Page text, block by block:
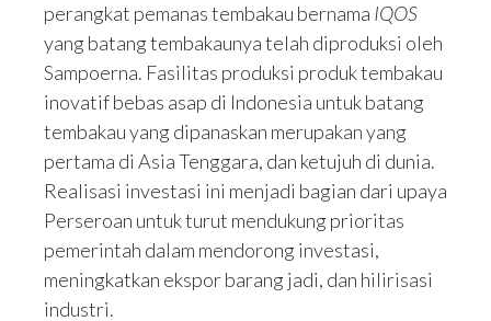
perangkat pemanas tembakau bernama IQOS
yang batang tembakaunya telah diproduksi oleh
Sampoerna. Fasilitas produksi produk tembakau
inovatif bebas asap di Indonesia untuk batang
tembakau yang dipanaskan merupakan yang
pertama di Asia Tenggara, dan ketujuh di dunia.
Realisasi investasi ini menjadi bagian dari upaya
Perseroan untuk turut mendukung prioritas
pemerintah dalam mendorong investasi,
meningkatkan ekspor barang jadi, dan hilirisasi
industri.